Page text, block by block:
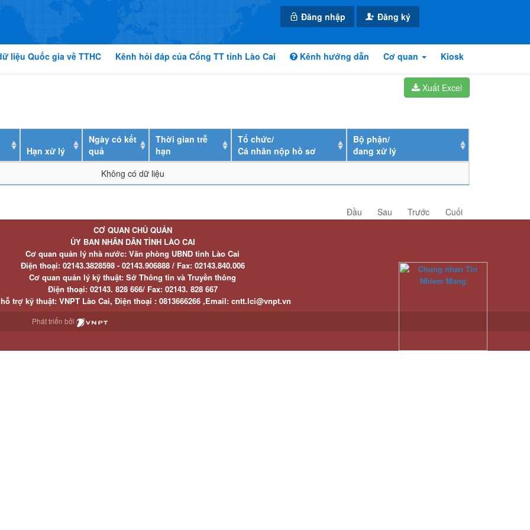
Đăng nhập Đăng ký
liệu Quốc gia về TTHC Kênh hỏi đáp của Cổng TT tỉnh Lào Cai Kênh hướng dẫn Cơ quan Kiosk
Xuất Excel
Hạn xử lý
Ngày có kết
quả
Thời gian trễ
hạn
Tổ chức/
Cá nhân nộp hồ sơ
Bộ phận/
đang xử lý
Không có dữ liệu
Đầu Sau Trước Cuối
CƠ QUAN CHỦ QUẢN
ỦY BAN NHÂN DÂN TỈNH LÀO CAI
Cơ quan quản lý nhà nước: Văn phòng UBND tỉnh Lào Cai
Điện thoại:02143.3828598 - 02143.906888 / Fax:02143.840.006
Cơ quan quản lý kỹ thuật: Sở Thông tin và Truyền thông
Điện thoại:02143. 828 666/ Fax:02143. 828 667
trợ kỹ thuật: VNPT Lào Cai, Điện thoại : 0813666266 ,Email: cntt.lci@vnpt.vn
Phát triển bởi